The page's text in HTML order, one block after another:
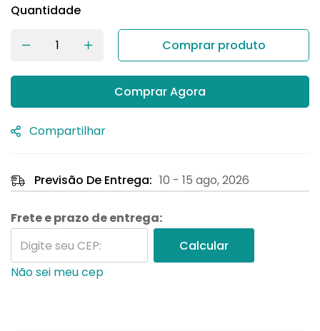
Quantidade
Comprar produto
Comprar Agora
Compartilhar
Previsão De Entrega: 10 - 15 ago, 2026
Frete e prazo de entrega:
Calcular
Não sei meu cep